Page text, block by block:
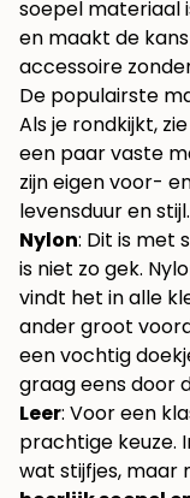
soepel materiaal
en maakt de
accessoire
De populairste
Als je rondkijkt,
een paar vaste
zijn eigen voor-
levensduur en stijl.
Nylon: Dit is met
is niet zo gek.
vindt het in alle
ander groot
een vochtig
graag eens door
Leer: Voor een
prachtige keuze.
wat stijfjes, maar